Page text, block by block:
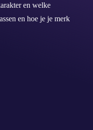
en welke
en hoe je je merk